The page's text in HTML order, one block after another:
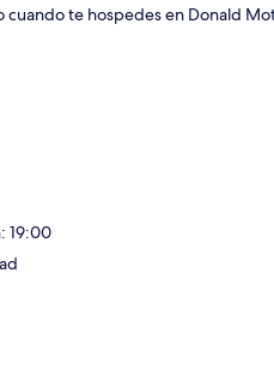
te hospedes en Donald
19:00